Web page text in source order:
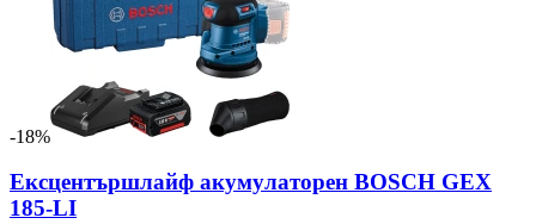
-18%
Eксцентършлайф акумулаторен BOSCH GEX
185-LI